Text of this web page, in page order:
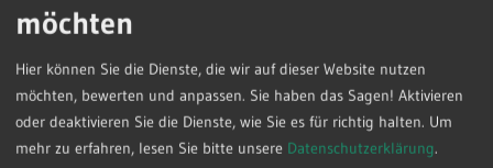
möchten
Hier können Sie die Dienste, die wir auf dieser Website nutzen
möchten, bewerten und anpassen. Sie haben das Sagen! Aktivieren
oder deaktivieren Sie die Dienste, wie Sie es für richtig halten. Um
mehr zu erfahren, lesen Sie bitte unsere Datenschutzerklärung.